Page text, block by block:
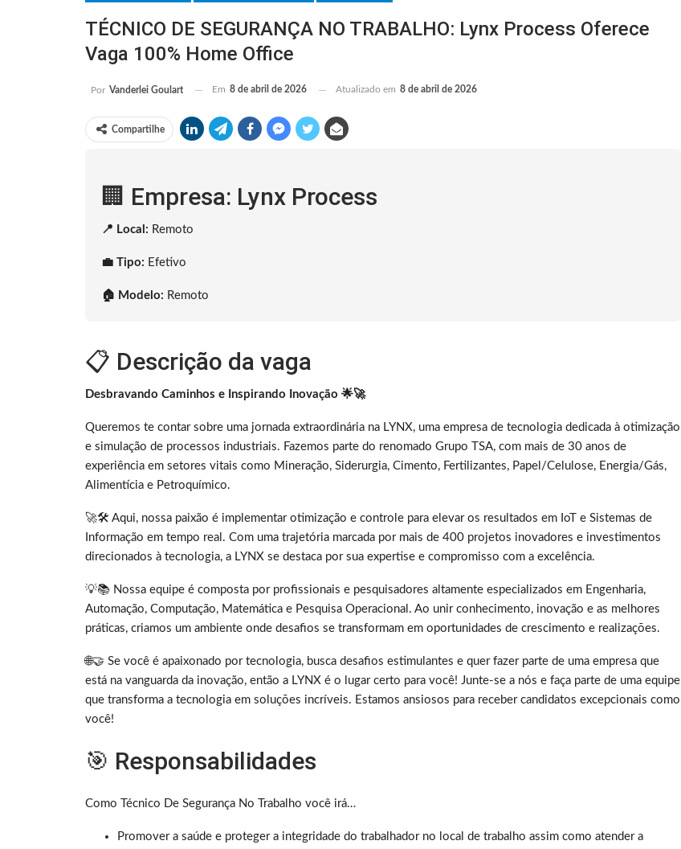
TÉCNICO DE SEGURANÇA NO TRABALHO: Lynx Process Oferece
Vaga 100% Home Office
Por Vanderlei Goulart Em 8 de abril de 2026 Atualizado em 8 de abril de 2026
Compartilhe
🏢 Empresa: Lynx Process
📍 Local: Remoto
💼 Tipo: Efetivo
🏠 Modelo: Remoto
📋 Descrição da vaga
Desbravando Caminhos e Inspirando Inovação 🌟🚀
Queremos te contar sobre uma jornada extraordinária na LYNX, uma empresa de tecnologia dedicada à otimização
e simulação de processos industriais. Fazemos parte do renomado Grupo TSA, com mais de 30 anos de
experiência em setores vitais como Mineração, Siderurgia, Cimento, Fertilizantes, Papel/Celulose, Energia/Gás,
Alimentícia e Petroquímico.
🚀🛠️ Aqui, nossa paixão é implementar otimização e controle para elevar os resultados em IoT e Sistemas de
Informação em tempo real. Com uma trajetória marcada por mais de 400 projetos inovadores e investimentos
direcionados à tecnologia, a LYNX se destaca por sua expertise e compromisso com a excelência.
💡📚 Nossa equipe é composta por profissionais e pesquisadores altamente especializados em Engenharia,
Automação, Computação, Matemática e Pesquisa Operacional. Ao unir conhecimento, inovação e as melhores
práticas, criamos um ambiente onde desafios se transformam em oportunidades de crescimento e realizações.
🌐🤝 Se você é apaixonado por tecnologia, busca desafios estimulantes e quer fazer parte de uma empresa que
está na vanguarda da inovação, então a LYNX é o lugar certo para você! Junte-se a nós e faça parte de uma equipe
que transforma a tecnologia em soluções incríveis. Estamos ansiosos para receber candidatos excepcionais como
você!
🎯 Responsabilidades
Como Técnico De Segurança No Trabalho você irá…
Promover a saúde e proteger a integridade do trabalhador no local de trabalho assim como atender a